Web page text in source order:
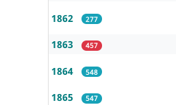
1862 277
1863 457
1864 548
1865 547